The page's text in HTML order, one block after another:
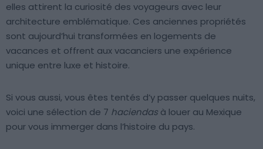
elles attirent la curiosité des voyageurs avec leur
architecture emblématique. Ces anciennes propriétés
sont aujourd’hui transformées en logements de
vacances et offrent aux vacanciers une expérience
unique entre luxe et histoire.
Si vous aussi, vous êtes tentés d’y passer quelques nuits,
voici une sélection de 7 haciendas à louer au Mexique
pour vous immerger dans l’histoire du pays.